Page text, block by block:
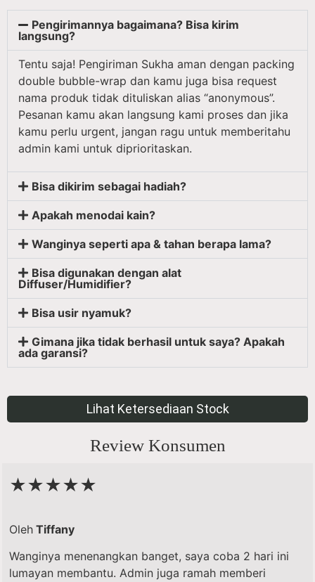
Pengirimannya bagaimana? Bisa kirim
langsung?
Tentu saja! Pengiriman Sukha aman dengan packing
double bubble-wrap dan kamu juga bisa request
nama produk tidak dituliskan alias “anonymous”.
Pesanan kamu akan langsung kami proses dan jika
kamu perlu urgent, jangan ragu untuk memberitahu
admin kami untuk diprioritaskan.
Bisa dikirim sebagai hadiah?
Apakah menodai kain?
Wanginya seperti apa & tahan berapa lama?
Bisa digunakan dengan alat
Diffuser/Humidifier?
Bisa usir nyamuk?
Gimana jika tidak berhasil untuk saya? Apakah
ada garansi?
Lihat Ketersediaan Stock
Review Konsumen
★★★★★
Oleh Tiffany
Wanginya menenangkan banget, saya coba 2 hari ini
lumayan membantu. Admin juga ramah memberi